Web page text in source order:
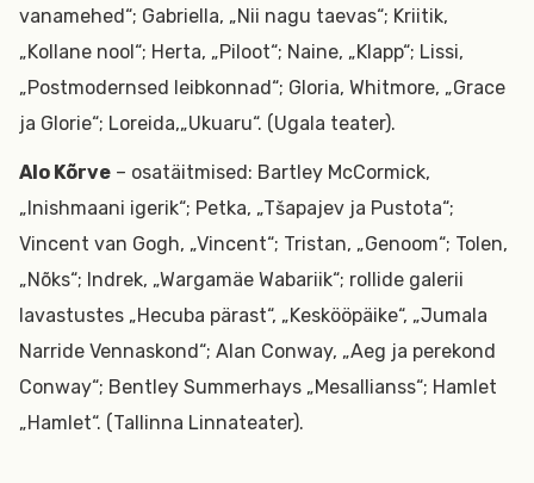
vanamehed“; Gabriella, „Nii nagu taevas“; Kriitik,
„Kollane nool“; Herta, „Piloot“; Naine, „Klapp“; Lissi,
„Postmodernsed leibkonnad“; Gloria, Whitmore, „Grace
ja Glorie“; Loreida,„Ukuaru“. (Ugala teater).
Alo Kõrve – osatäitmised: Bartley McCormick,
„Inishmaani igerik“; Petka, „Tšapajev ja Pustota“;
Vincent van Gogh, „Vincent“; Tristan, „Genoom“; Tolen,
„Nõks“; Indrek, „Wargamäe Wabariik“; rollide galerii
lavastustes „Hecuba pärast“, „Keskööpäike“, „Jumala
Narride Vennaskond“; Alan Conway, „Aeg ja perekond
Conway“; Bentley Summerhays „Mesallianss“; Hamlet
„Hamlet“. (Tallinna Linnateater).